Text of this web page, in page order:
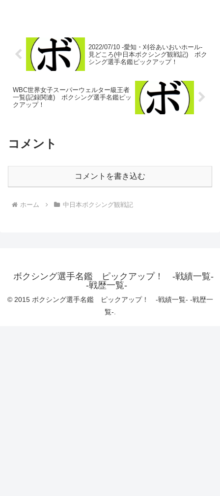
2022/07/10 -愛知・刈谷あいおいホール-
見どころ(中日本ボクシング観戦記) ボク
シング選手名鑑ピックアップ！
WBC世界女子スーパーウェルター級王者
一覧(記録関連) ボクシング選手名鑑ピッ
クアップ！
コメント
コメントを書き込む
ホーム 中日本ボクシング観戦記
ボクシング選手名鑑 ピックアップ！ -戦績一覧-
-戦歴一覧-
© 2015 ボクシング選手名鑑 ピックアップ！ -戦績一覧- -戦歴一
覧-.